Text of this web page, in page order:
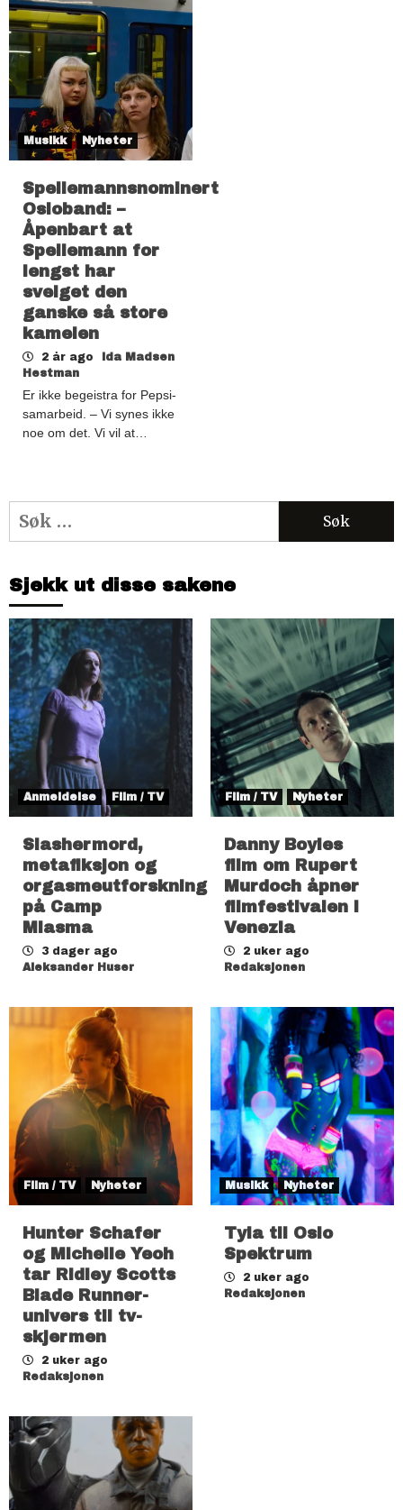
Musikk Nyheter
Spellemannsnominert
Osloband: –
Åpenbart at
Spellemann for
lengst har
svelget den
ganske så store
kamelen
2 år ago
Ida Madsen
Hestman
Er ikke begeistra for Pepsi-
samarbeid. – Vi synes ikke
noe om det. Vi vil at…
Søk
etter:
Sjekk ut disse sakene
Anmeldelse Film / TV
Slashermord,
metafiksjon og
orgasmeutforskning
på Camp
Miasma
3 dager ago
Aleksander Huser
Film / TV Nyheter
Danny Boyles
film om Rupert
Murdoch åpner
filmfestivalen i
Venezia
2 uker ago
Redaksjonen
Film / TV Nyheter
Hunter Schafer
og Michelle Yeoh
tar Ridley Scotts
Blade Runner-
univers til tv-
skjermen
2 uker ago
Redaksjonen
Musikk Nyheter
Tyla til Oslo
Spektrum
2 uker ago
Redaksjonen